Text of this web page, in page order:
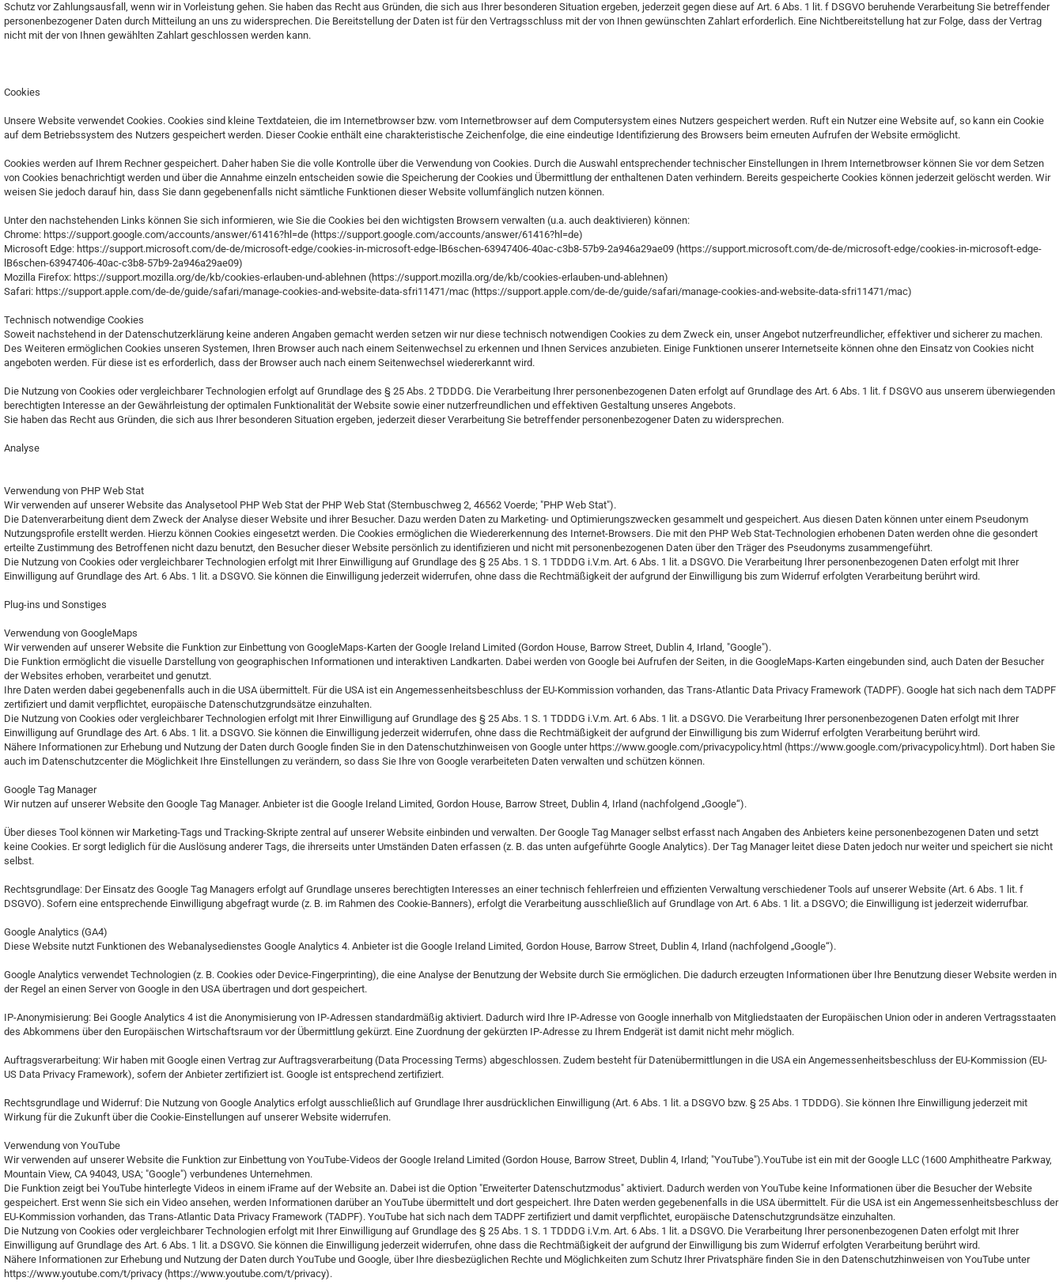
Schutz vor Zahlungsausfall, wenn wir in Vorleistung gehen. Sie haben das Recht aus Gründen, die sich aus Ihrer besonderen Situation ergeben, jederzeit gegen diese auf Art. 6 Abs. 1 lit. f DSGVO beruhende Verarbeitung Sie betreffender
personenbezogener Daten durch Mitteilung an uns zu widersprechen. Die Bereitstellung der Daten ist für den Vertragsschluss mit der von Ihnen gewünschten Zahlart erforderlich. Eine Nichtbereitstellung hat zur Folge, dass der Vertrag
nicht mit der von Ihnen gewählten Zahlart geschlossen werden kann.
Cookies
Unsere Website verwendet Cookies. Cookies sind kleine Textdateien, die im Internetbrowser bzw. vom Internetbrowser auf dem Computersystem eines Nutzers gespeichert werden. Ruft ein Nutzer eine Website auf, so kann ein Cookie
auf dem Betriebssystem des Nutzers gespeichert werden. Dieser Cookie enthält eine charakteristische Zeichenfolge, die eine eindeutige Identifizierung des Browsers beim erneuten Aufrufen der Website ermöglicht.
Cookies werden auf Ihrem Rechner gespeichert. Daher haben Sie die volle Kontrolle über die Verwendung von Cookies. Durch die Auswahl entsprechender technischer Einstellungen in Ihrem Internetbrowser können Sie vor dem Setzen
von Cookies benachrichtigt werden und über die Annahme einzeln entscheiden sowie die Speicherung der Cookies und Übermittlung der enthaltenen Daten verhindern. Bereits gespeicherte Cookies können jederzeit gelöscht werden. Wir
weisen Sie jedoch darauf hin, dass Sie dann gegebenenfalls nicht sämtliche Funktionen dieser Website vollumfänglich nutzen können.
Unter den nachstehenden Links können Sie sich informieren, wie Sie die Cookies bei den wichtigsten Browsern verwalten (u.a. auch deaktivieren) können:
Chrome: https://support.google.com/accounts/answer/61416?hl=de (https://support.google.com/accounts/answer/61416?hl=de)
Microsoft Edge: https://support.microsoft.com/de-de/microsoft-edge/cookies-in-microsoft-edge-lB6schen-63947406-40ac-c3b8-57b9-2a946a29ae09 (https://support.microsoft.com/de-de/microsoft-edge/cookies-in-microsoft-edge-
lB6schen-63947406-40ac-c3b8-57b9-2a946a29ae09)
Mozilla Firefox: https://support.mozilla.org/de/kb/cookies-erlauben-und-ablehnen (https://support.mozilla.org/de/kb/cookies-erlauben-und-ablehnen)
Safari: https://support.apple.com/de-de/guide/safari/manage-cookies-and-website-data-sfri11471/mac (https://support.apple.com/de-de/guide/safari/manage-cookies-and-website-data-sfri11471/mac)
Technisch notwendige Cookies
Soweit nachstehend in der Datenschutzerklärung keine anderen Angaben gemacht werden setzen wir nur diese technisch notwendigen Cookies zu dem Zweck ein, unser Angebot nutzerfreundlicher, effektiver und sicherer zu machen.
Des Weiteren ermöglichen Cookies unseren Systemen, Ihren Browser auch nach einem Seitenwechsel zu erkennen und Ihnen Services anzubieten. Einige Funktionen unserer Internetseite können ohne den Einsatz von Cookies nicht
angeboten werden. Für diese ist es erforderlich, dass der Browser auch nach einem Seitenwechsel wiedererkannt wird.
Die Nutzung von Cookies oder vergleichbarer Technologien erfolgt auf Grundlage des § 25 Abs. 2 TDDDG. Die Verarbeitung Ihrer personenbezogenen Daten erfolgt auf Grundlage des Art. 6 Abs. 1 lit. f DSGVO aus unserem überwiegenden
berechtigten Interesse an der Gewährleistung der optimalen Funktionalität der Website sowie einer nutzerfreundlichen und effektiven Gestaltung unseres Angebots.
Sie haben das Recht aus Gründen, die sich aus Ihrer besonderen Situation ergeben, jederzeit dieser Verarbeitung Sie betreffender personenbezogener Daten zu widersprechen.
Analyse
Verwendung von PHP Web Stat
Wir verwenden auf unserer Website das Analysetool PHP Web Stat der PHP Web Stat (Sternbuschweg 2, 46562 Voerde; "PHP Web Stat").
Die Datenverarbeitung dient dem Zweck der Analyse dieser Website und ihrer Besucher. Dazu werden Daten zu Marketing- und Optimierungszwecken gesammelt und gespeichert. Aus diesen Daten können unter einem Pseudonym
Nutzungsprofile erstellt werden. Hierzu können Cookies eingesetzt werden. Die Cookies ermöglichen die Wiedererkennung des Internet-Browsers. Die mit den PHP Web Stat-Technologien erhobenen Daten werden ohne die gesondert
erteilte Zustimmung des Betroffenen nicht dazu benutzt, den Besucher dieser Website persönlich zu identifizieren und nicht mit personenbezogenen Daten über den Träger des Pseudonyms zusammengeführt.
Die Nutzung von Cookies oder vergleichbarer Technologien erfolgt mit Ihrer Einwilligung auf Grundlage des § 25 Abs. 1 S. 1 TDDDG i.V.m. Art. 6 Abs. 1 lit. a DSGVO. Die Verarbeitung Ihrer personenbezogenen Daten erfolgt mit Ihrer
Einwilligung auf Grundlage des Art. 6 Abs. 1 lit. a DSGVO. Sie können die Einwilligung jederzeit widerrufen, ohne dass die Rechtmäßigkeit der aufgrund der Einwilligung bis zum Widerruf erfolgten Verarbeitung berührt wird.
Plug-ins und Sonstiges
Verwendung von GoogleMaps
Wir verwenden auf unserer Website die Funktion zur Einbettung von GoogleMaps-Karten der Google Ireland Limited (Gordon House, Barrow Street, Dublin 4, Irland, "Google").
Die Funktion ermöglicht die visuelle Darstellung von geographischen Informationen und interaktiven Landkarten. Dabei werden von Google bei Aufrufen der Seiten, in die GoogleMaps-Karten eingebunden sind, auch Daten der Besucher
der Websites erhoben, verarbeitet und genutzt.
Ihre Daten werden dabei gegebenenfalls auch in die USA übermittelt. Für die USA ist ein Angemessenheitsbeschluss der EU-Kommission vorhanden, das Trans-Atlantic Data Privacy Framework (TADPF). Google hat sich nach dem TADPF
zertifiziert und damit verpflichtet, europäische Datenschutzgrundsätze einzuhalten.
Die Nutzung von Cookies oder vergleichbarer Technologien erfolgt mit Ihrer Einwilligung auf Grundlage des § 25 Abs. 1 S. 1 TDDDG i.V.m. Art. 6 Abs. 1 lit. a DSGVO. Die Verarbeitung Ihrer personenbezogenen Daten erfolgt mit Ihrer
Einwilligung auf Grundlage des Art. 6 Abs. 1 lit. a DSGVO. Sie können die Einwilligung jederzeit widerrufen, ohne dass die Rechtmäßigkeit der aufgrund der Einwilligung bis zum Widerruf erfolgten Verarbeitung berührt wird.
Nähere Informationen zur Erhebung und Nutzung der Daten durch Google finden Sie in den Datenschutzhinweisen von Google unter https://www.google.com/privacypolicy.html (https://www.google.com/privacypolicy.html). Dort haben Sie
auch im Datenschutzcenter die Möglichkeit Ihre Einstellungen zu verändern, so dass Sie Ihre von Google verarbeiteten Daten verwalten und schützen können.
Google Tag Manager
Wir nutzen auf unserer Website den Google Tag Manager. Anbieter ist die Google Ireland Limited, Gordon House, Barrow Street, Dublin 4, Irland (nachfolgend „Google“).
Über dieses Tool können wir Marketing-Tags und Tracking-Skripte zentral auf unserer Website einbinden und verwalten. Der Google Tag Manager selbst erfasst nach Angaben des Anbieters keine personenbezogenen Daten und setzt
keine Cookies. Er sorgt lediglich für die Auslösung anderer Tags, die ihrerseits unter Umständen Daten erfassen (z. B. das unten aufgeführte Google Analytics). Der Tag Manager leitet diese Daten jedoch nur weiter und speichert sie nicht
selbst.
Rechtsgrundlage: Der Einsatz des Google Tag Managers erfolgt auf Grundlage unseres berechtigten Interesses an einer technisch fehlerfreien und effizienten Verwaltung verschiedener Tools auf unserer Website (Art. 6 Abs. 1 lit. f
DSGVO). Sofern eine entsprechende Einwilligung abgefragt wurde (z. B. im Rahmen des Cookie-Banners), erfolgt die Verarbeitung ausschließlich auf Grundlage von Art. 6 Abs. 1 lit. a DSGVO; die Einwilligung ist jederzeit widerrufbar.
Google Analytics (GA4)
Diese Website nutzt Funktionen des Webanalysedienstes Google Analytics 4. Anbieter ist die Google Ireland Limited, Gordon House, Barrow Street, Dublin 4, Irland (nachfolgend „Google“).
Google Analytics verwendet Technologien (z. B. Cookies oder Device-Fingerprinting), die eine Analyse der Benutzung der Website durch Sie ermöglichen. Die dadurch erzeugten Informationen über Ihre Benutzung dieser Website werden in
der Regel an einen Server von Google in den USA übertragen und dort gespeichert.
IP-Anonymisierung: Bei Google Analytics 4 ist die Anonymisierung von IP-Adressen standardmäßig aktiviert. Dadurch wird Ihre IP-Adresse von Google innerhalb von Mitgliedstaaten der Europäischen Union oder in anderen Vertragsstaaten
des Abkommens über den Europäischen Wirtschaftsraum vor der Übermittlung gekürzt. Eine Zuordnung der gekürzten IP-Adresse zu Ihrem Endgerät ist damit nicht mehr möglich.
Auftragsverarbeitung: Wir haben mit Google einen Vertrag zur Auftragsverarbeitung (Data Processing Terms) abgeschlossen. Zudem besteht für Datenübermittlungen in die USA ein Angemessenheitsbeschluss der EU-Kommission (EU-
US Data Privacy Framework), sofern der Anbieter zertifiziert ist. Google ist entsprechend zertifiziert.
Rechtsgrundlage und Widerruf: Die Nutzung von Google Analytics erfolgt ausschließlich auf Grundlage Ihrer ausdrücklichen Einwilligung (Art. 6 Abs. 1 lit. a DSGVO bzw. § 25 Abs. 1 TDDDG). Sie können Ihre Einwilligung jederzeit mit
Wirkung für die Zukunft über die Cookie-Einstellungen auf unserer Website widerrufen.
Verwendung von YouTube
Wir verwenden auf unserer Website die Funktion zur Einbettung von YouTube-Videos der Google Ireland Limited (Gordon House, Barrow Street, Dublin 4, Irland; "YouTube").YouTube ist ein mit der Google LLC (1600 Amphitheatre Parkway,
Mountain View, CA 94043, USA; "Google") verbundenes Unternehmen.
Die Funktion zeigt bei YouTube hinterlegte Videos in einem iFrame auf der Website an. Dabei ist die Option "Erweiterter Datenschutzmodus" aktiviert. Dadurch werden von YouTube keine Informationen über die Besucher der Website
gespeichert. Erst wenn Sie sich ein Video ansehen, werden Informationen darüber an YouTube übermittelt und dort gespeichert. Ihre Daten werden gegebenenfalls in die USA übermittelt. Für die USA ist ein Angemessenheitsbeschluss der
EU-Kommission vorhanden, das Trans-Atlantic Data Privacy Framework (TADPF). YouTube hat sich nach dem TADPF zertifiziert und damit verpflichtet, europäische Datenschutzgrundsätze einzuhalten.
Die Nutzung von Cookies oder vergleichbarer Technologien erfolgt mit Ihrer Einwilligung auf Grundlage des § 25 Abs. 1 S. 1 TDDDG i.V.m. Art. 6 Abs. 1 lit. a DSGVO. Die Verarbeitung Ihrer personenbezogenen Daten erfolgt mit Ihrer
Einwilligung auf Grundlage des Art. 6 Abs. 1 lit. a DSGVO. Sie können die Einwilligung jederzeit widerrufen, ohne dass die Rechtmäßigkeit der aufgrund der Einwilligung bis zum Widerruf erfolgten Verarbeitung berührt wird.
Nähere Informationen zur Erhebung und Nutzung der Daten durch YouTube und Google, über Ihre diesbezüglichen Rechte und Möglichkeiten zum Schutz Ihrer Privatsphäre finden Sie in den Datenschutzhinweisen von YouTube unter
https://www.youtube.com/t/privacy (https://www.youtube.com/t/privacy).